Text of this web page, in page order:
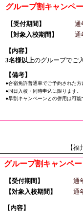
グループ割キャンペ
【受付期間】
通
【対象入校期間】
通
【内容】
3名様以上のグループでご
【備考】
●合宿免許普通車でご予約された方
●同日入校・同時申込に限ります。
●早割キャンペーンとの併用は可能
【
グループ割キャンペ
【受付期間】
通
【対象入校期間】
通
【内容】